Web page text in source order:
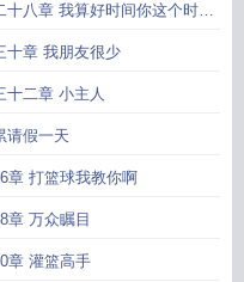
十八章 我算好时间你这个时候
回来了
十章 我朋友很少
十二章 小主人
请假一天
章 打篮球我教你啊
章 万众瞩目
章 灌篮高手